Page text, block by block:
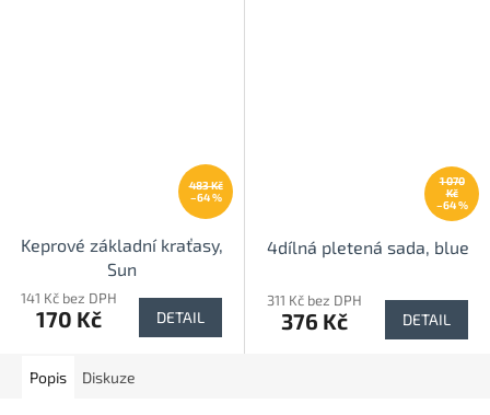
483 Kč
–64 %
Keprové základní kraťasy,
Sun
141 Kč bez DPH
170 Kč DETAIL
1 070
Kč
–64 %
4dílná pletená sada, blue
311 Kč bez DPH
376 Kč DETAIL
Popis Diskuze